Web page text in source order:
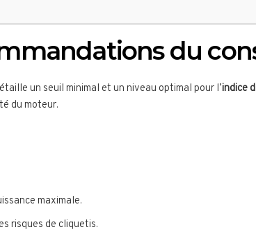
du
un seuil minimal et un niveau optimal pour l’indice
du moteur.
maximale.
risques de cliquetis.